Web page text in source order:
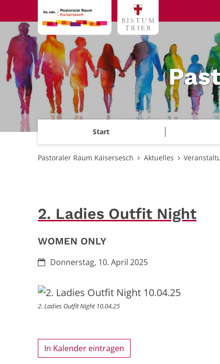
Start
Pastoraler Raum Kaisersesch Aktuelles
2. Ladies Outfit Night
WOMEN ONLY
Datum:Donnerstag, 10. April 2025
2. Ladies Outfit Night 10.04.25
In Kalender eintragen